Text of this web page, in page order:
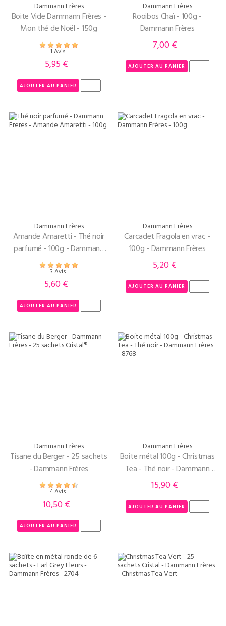
Dammann Frères
Boite Vide Dammann Frères -
Mon thé de Noël - 150g
1 Avis
Prix
5,95 €
AJOUTER AU PANIER
Dammann Frères
Rooibos Chaï - 100g -
Dammann Frères
Prix
7,00 €
AJOUTER AU PANIER
Dammann Frères
Amande Amaretti - Thé noir
parfumé - 100g - Dammann
Freres
3 Avis
Prix
5,60 €
AJOUTER AU PANIER
Dammann Frères
Carcadet Fragola en vrac -
100g - Dammann Frères
Prix
5,20 €
AJOUTER AU PANIER
Dammann Frères
Tisane du Berger - 25 sachets
- Dammann Frères
4 Avis
Prix
10,50 €
AJOUTER AU PANIER
Dammann Frères
Boite métal 100g - Christmas
Tea - Thé noir - Dammann
Frères
Prix
15,90 €
AJOUTER AU PANIER